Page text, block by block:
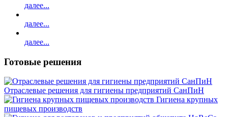
далее...
далее...
далее...
Готовые решения
Отраслевые решения для гигиены предприятий СанПиН
Гигиена крупных
пищевых производств